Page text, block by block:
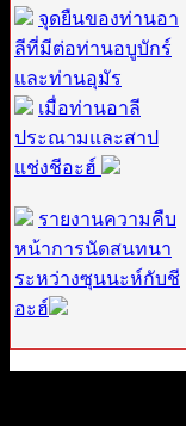
จุดยืนของท่านอา
ลีที่มีต่อท่านอบูบักร์
และท่านอุมัร
เมื่อท่านอาลี
ประณามและสาป
แช่งชีอะฮ์
รายงานความคืบ
หน้าการนัดสนทนา
ระหว่างซุนนะห์กับชี
อะฮ์